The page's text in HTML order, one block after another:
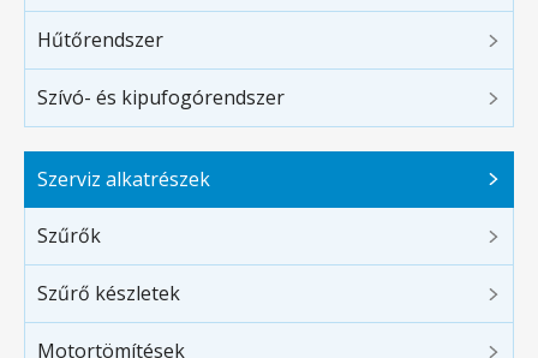
Hűtőrendszer
Szívó- és kipufogórendszer
Szerviz alkatrészek
Szűrők
Szűrő készletek
Motortömítések